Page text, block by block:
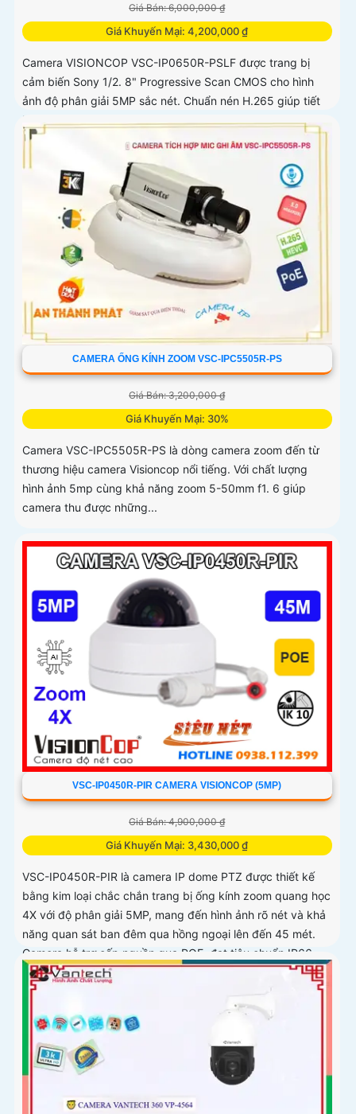
Giá Bán: 6,000,000 ₫
Giá Khuyến Mại: 4,200,000 ₫
Camera VISIONCOP VSC-IP0650R-PSLF được trang bị
cảm biến Sony 1/2. 8" Progressive Scan CMOS cho hình
ảnh độ phân giải 5MP sắc nét. Chuẩn nén H.265 giúp tiết
kiệm băng thông và dung lượng lưu trữ
CAMERA ỐNG KÍNH ZOOM VSC-IPC5505R-PS
Giá Bán: 3,200,000 ₫
Giá Khuyến Mại: 30%
Camera VSC-IPC5505R-PS là dòng camera zoom đến từ
thương hiệu camera Visioncop nổi tiếng. Với chất lượng
hình ảnh 5mp cùng khả năng zoom 5-50mm f1. 6 giúp
camera thu được những...
VSC-IP0450R-PIR CAMERA VISIONCOP (5MP)
Giá Bán: 4,900,000 ₫
Giá Khuyến Mại: 3,430,000 ₫
VSC-IP0450R-PIR là camera IP dome PTZ được thiết kế
bằng kim loại chắc chắn trang bị ống kính zoom quang học
4X với độ phân giải 5MP, mang đến hình ảnh rõ nét và khả
năng quan sát ban đêm qua hồng ngoại lên đến 45 mét.
Camera hỗ trợ cấp nguồn qua POE, đạt tiêu chuẩn IP66
chống nước, bụi và IK10 chống va đập, đảm bảo hoạt
động ổn định trong các điều kiện môi trường khắc nghiệt